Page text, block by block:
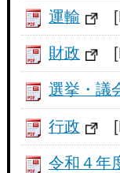
運輸
財政
選挙・議
行政
令和４年